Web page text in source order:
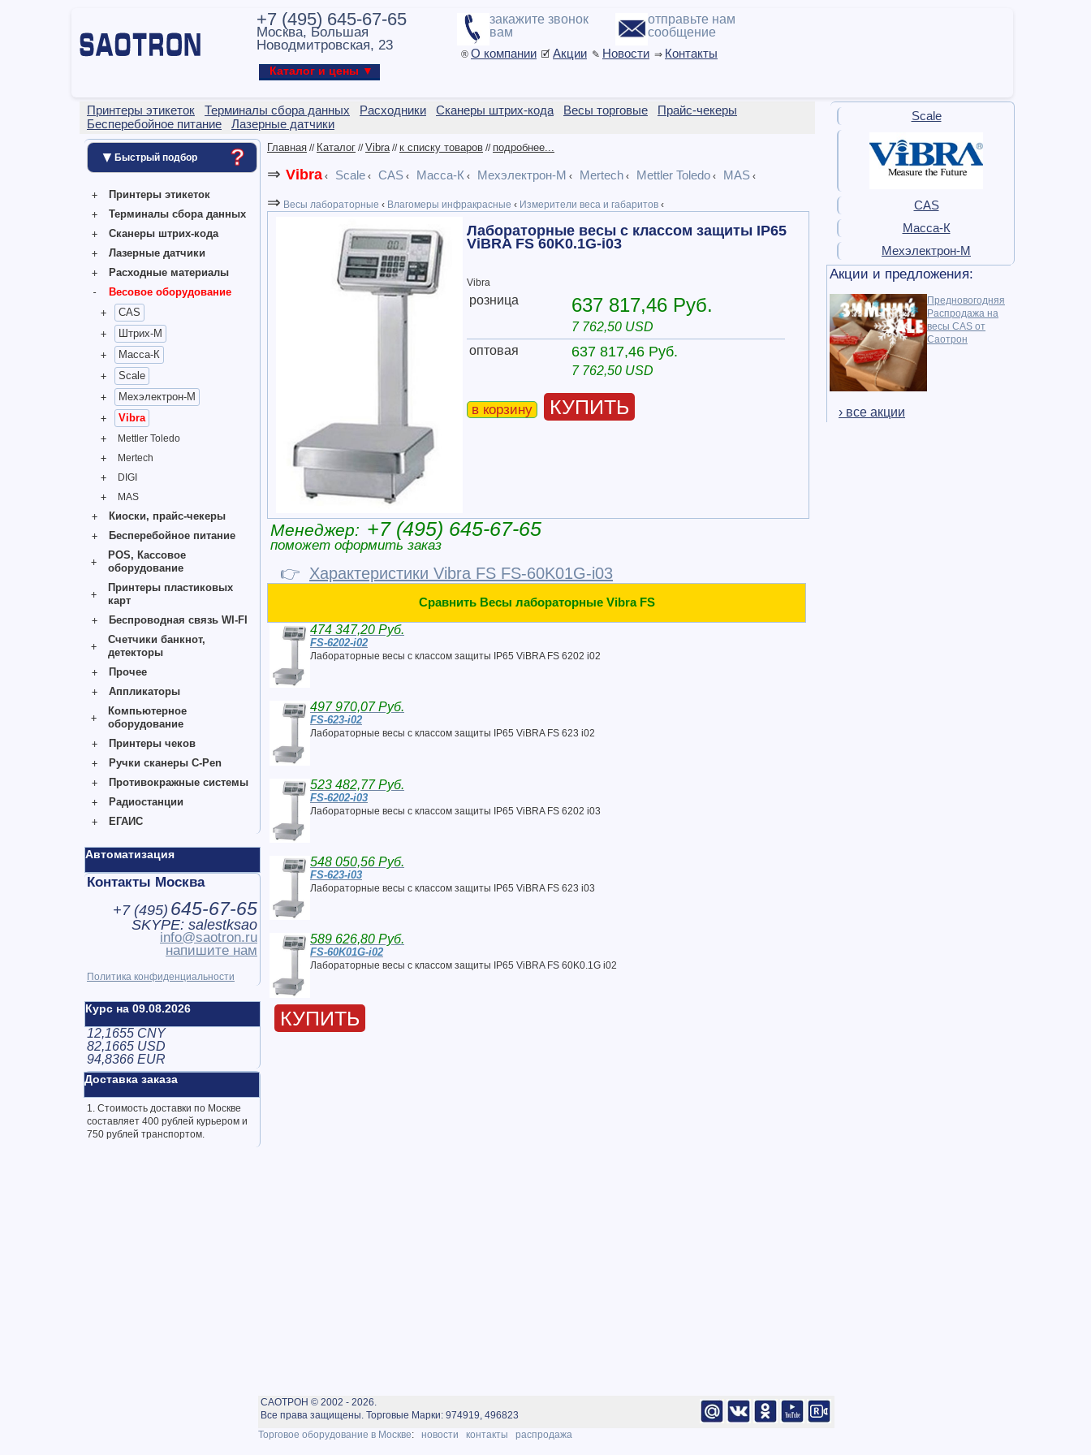
+7 (495) 645-67-65
Москва, Большая
Новодмитровская, 23
Каталог и цены ▼
закажите звонок
вам
отправьте нам
сообщение
® О компании 🗹 Акции ✎ Новости ⇒ Контакты
Scale
CAS
Масса-К
Мехэлектрон-М
Акции и предложения:
Предновогодняя
Распродажа на
весы CAS от
Саотрон
› все акции
Принтеры этикеток Терминалы сбора данных Расходники Сканеры штрих-кода Весы торговые
Прайс-чекеры
Бесперебойное питание
Лазерные датчики
▼ Быстрый подбор ?
Принтеры этикеток
Терминалы сбора данных
Сканеры штрих-кода
Лазерные датчики
Расходные материалы
Весовое оборудование
CAS
Штрих-М
Масса-К
Scale
Мехэлектрон-М
Vibra
Mettler Toledo
Mertech
DIGI
MAS
Киоски, прайс-чекеры
Бесперебойное питание
POS, Кассовое
оборудование
Принтеры пластиковых
карт
Беспроводная связь WI-FI
Счетчики банкнот,
детекторы
Прочее
Аппликаторы
Компьютерное
оборудование
Принтеры чеков
Ручки сканеры C-Pen
Противокражные системы
Радиостанции
ЕГАИС
Автоматизация
Контакты Москва
+7 (495) 645-67-65
SKYPE: salestksao
info@saotron.ru
напишите нам
Политика конфиденциальности
Курс на 09.08.2026
12,1655 CNY
82,1665 USD
94,8366 EUR
Доставка заказа
1. Стоимость доставки по Москве
составляет 400 рублей курьером и
750 рублей транспортом.
Главная // Каталог //Vibra//к списку товаров // подробнее...
⇒ Vibra ‹ Scale ‹ CAS ‹ Масса-К ‹ Мехэлектрон-М ‹ Mertech ‹ Mettler Toledo ‹ MAS ‹
⇒ Весы лабораторные ‹ Влагомеры инфракрасные ‹ Измерители веса и габаритов ‹
Лабораторные весы с классом защиты IP65
ViBRA FS 60K0.1G-i03
Vibra
розница 637 817,46 Руб.
7 762,50 USD
оптовая
637 817,46 Руб.
7 762,50 USD
в корзину КУПИТЬ
Менеджер: +7 (495) 645-67-65
поможет оформить заказ
👉 Характеристики Vibra FS FS-60K01G-i03
Сравнить Весы лабораторные Vibra FS
474 347,20 Руб.
FS-6202-i02
Лабораторные весы с классом защиты IP65 ViBRA FS 6202 i02
497 970,07 Руб.
FS-623-i02
Лабораторные весы с классом защиты IP65 ViBRA FS 623 i02
523 482,77 Руб.
FS-6202-i03
Лабораторные весы с классом защиты IP65 ViBRA FS 6202 i03
548 050,56 Руб.
FS-623-i03
Лабораторные весы с классом защиты IP65 ViBRA FS 623 i03
589 626,80 Руб.
FS-60K01G-i02
Лабораторные весы с классом защиты IP65 ViBRA FS 60K0.1G i02
КУПИТЬ
САОТРОН © 2002 - 2026.
Все права защищены. Торговые Марки: 974919, 496823
Торговое оборудование в Москве: новости контакты распродажа